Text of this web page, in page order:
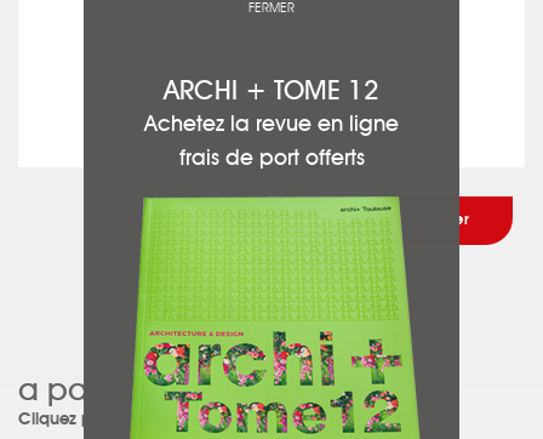
a participé à ce projet :
Cliquez pour découvrir le projet
FERMER
ARCHI + TOME 12
Achetez la revue en ligne
frais de port offerts